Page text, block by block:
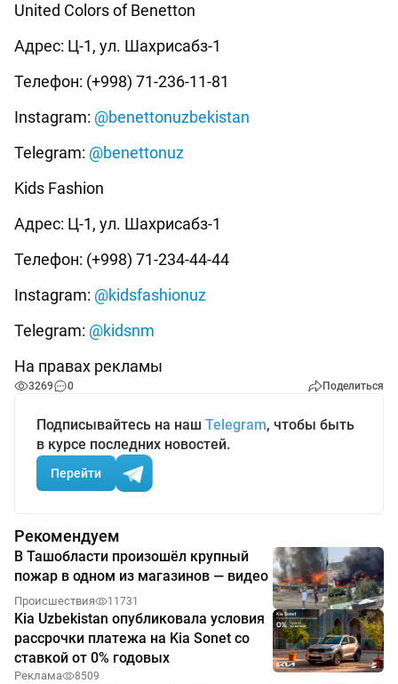
United Colors of Benetton
Адрес: Ц-1, ул. Шахрисабз-1
Телефон: (+998) 71-236-11-81
Instagram: @benettonuzbekistan
Telegram: @benettonuz
Kids Fashion
Адрес: Ц-1, ул. Шахрисабз-1
Телефон: (+998) 71-234-44-44
Instagram: @kidsfashionuz
Telegram: @kidsnm
На правах рекламы
3269 0 Поделиться
Подписывайтесь на наш Telegram, чтобы быть
в курсе последних новостей.
Перейти
Рекомендуем
В Ташобласти произошёл крупный
пожар в одном из магазинов — видео
Происшествия 11731
Kia Uzbekistan опубликовала условия
рассрочки платежа на Kia Sonet со
ставкой от 0% годовых
Реклама 8509